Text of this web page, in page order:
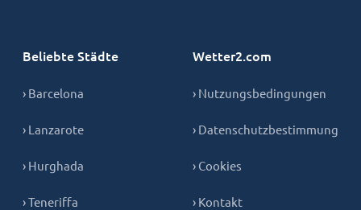
Beliebte Städte
› Barcelona
› Lanzarote
› Hurghada
› Teneriffa
Wetter2.com
› Nutzungsbedingungen
› Datenschutzbestimmung
› Cookies
› Kontakt